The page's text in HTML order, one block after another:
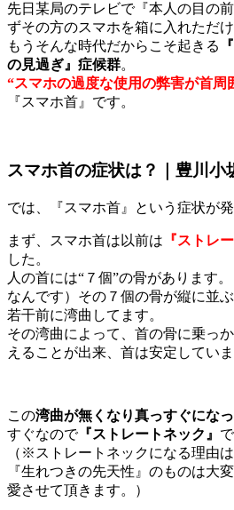
先日某局のテレビで『本人の目の
ずその方のスマホを箱に入れただ
もうそんな時代だからこそ起きる
の見過ぎ』症候群。
“スマホの過度な使用の弊害が首周
『スマホ首』です。
スマホ首の症状は？｜豊川小
では、『スマホ首』という症状が
まず、スマホ首は以前は 『ストレ
した。
人の首には“７個”の骨があります
なんです）その７個の骨が縦に並
若干前に湾曲してます。
その湾曲によって、首の骨に乗っ
えることが出来、首は安定していま
この湾曲が無くなり真っすぐにな
すぐなので『ストレートネック』
（※ストレートネックになる理由
『生れつきの先天性』のものは大
愛させて頂きます。）